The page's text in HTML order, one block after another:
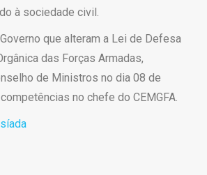
à sociedade civil.
que alteram a Lei de Defesa
das Forças Armadas,
de Ministros no dia 08 de
no chefe do CEMGFA.